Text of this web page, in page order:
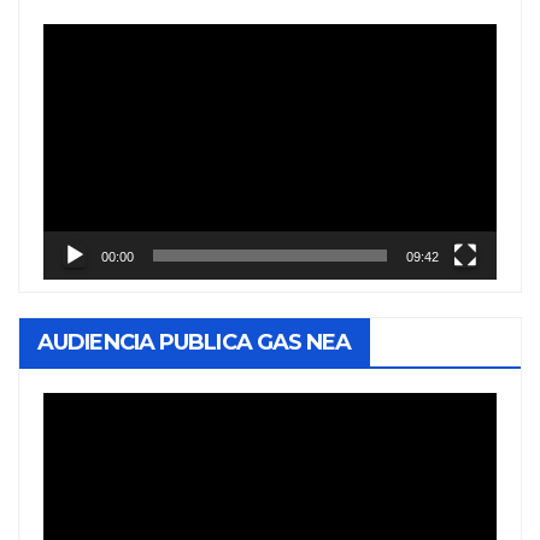
00:00 09:42
AUDIENCIA PUBLICA GAS NEA